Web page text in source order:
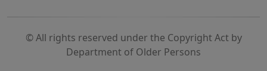
© All rights reserved under the Copyright Act by
Department of Older Persons